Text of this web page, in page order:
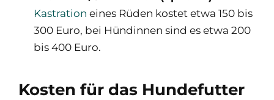
Kastration eines Rüden kostet etwa 150 bis
300 Euro, bei Hündinnen sind es etwa 200
bis 400 Euro.
Kosten für das Hundefutter